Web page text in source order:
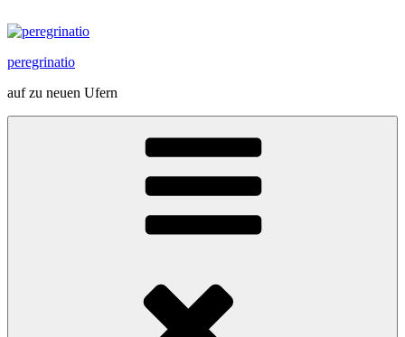
Inhalt
peregrinatio
auf zu neuen Ufern